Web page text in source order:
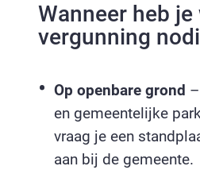
Wanneer heb je
vergunning
Op openbare grond
en gemeentelijke
vraag je een
aan bij de gemeente.